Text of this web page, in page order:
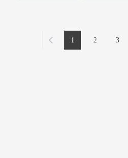
1 2 3